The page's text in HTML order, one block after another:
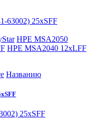
63002) 25xSFF
HPE MSA2050
HPE MSA2040 12xLFF
Названию